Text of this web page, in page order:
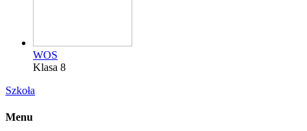
WOS
Klasa 8
Szkoła
Menu